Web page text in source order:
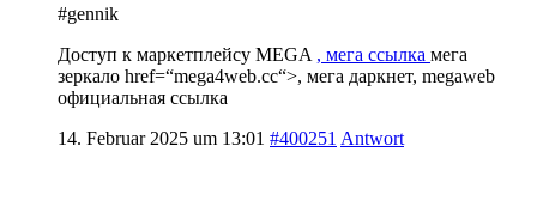
#gennik
Доступ к маркетплейсу MEGA , мега ссылка мега
зеркало href=“mega4web.cc“>, мега даркнет, megaweb
официальная ссылка
14. Februar 2025 um 13:01 #400251 Antwort